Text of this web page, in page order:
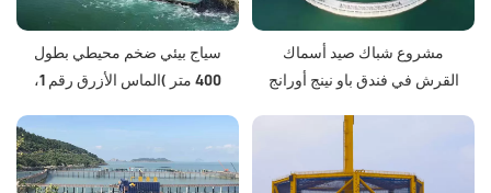
سياج بيئي ضخم محيطي بطول
400 متر (الماس الأزرق رقم 1،
مشروع شباك صيد أسماك
القرش في فندق باو نينج أورانج